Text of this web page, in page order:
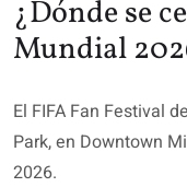
¿Dónde se
Mundial
El FIFA Fan Festival
Park, en Downtown
2026.